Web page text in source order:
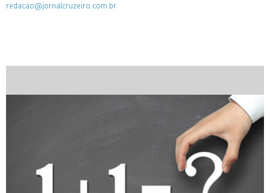
redacao@jornalcruzeiro.com.br